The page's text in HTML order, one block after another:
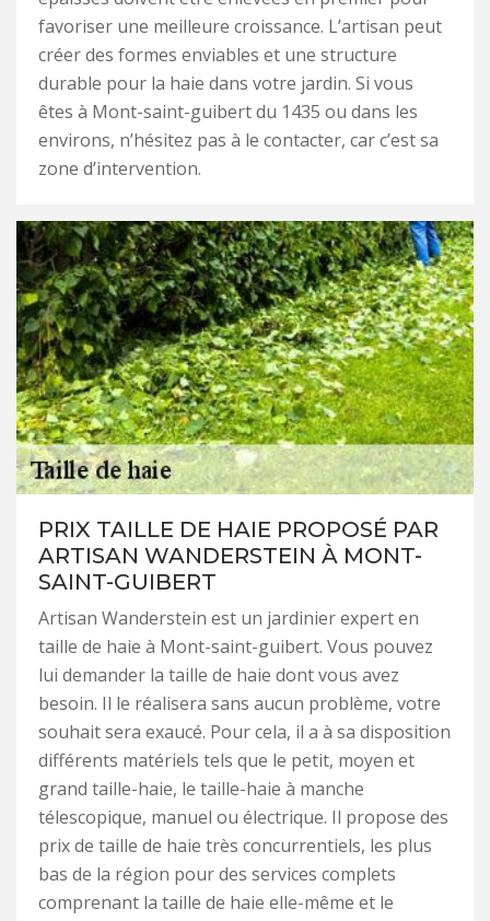
favoriser une meilleure croissance. L’artisan peut
créer des formes enviables et une structure
durable pour la haie dans votre jardin. Si vous
êtes à Mont-saint-guibert du 1435 ou dans les
environs, n’hésitez pas à le contacter, car c’est sa
zone d’intervention.
PRIX TAILLE DE HAIE PROPOSÉ PAR
ARTISAN WANDERSTEIN À MONT-
SAINT-GUIBERT
Artisan Wanderstein est un jardinier expert en
taille de haie à Mont-saint-guibert. Vous pouvez
lui demander la taille de haie dont vous avez
besoin. Il le réalisera sans aucun problème, votre
souhait sera exaucé. Pour cela, il a à sa disposition
différents matériels tels que le petit, moyen et
grand taille-haie, le taille-haie à manche
télescopique, manuel ou électrique. Il propose des
prix de taille de haie très concurrentiels, les plus
bas de la région pour des services complets
comprenant la taille de haie elle-même et le